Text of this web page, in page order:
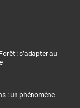
: s’adapter au
: un phénomène